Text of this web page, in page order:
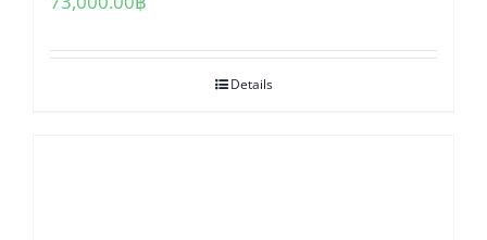
Details